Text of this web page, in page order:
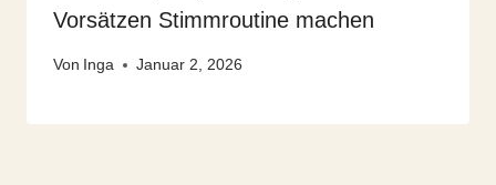
Vorsätzen Stimmroutine machen
Von Inga Januar 2, 2026